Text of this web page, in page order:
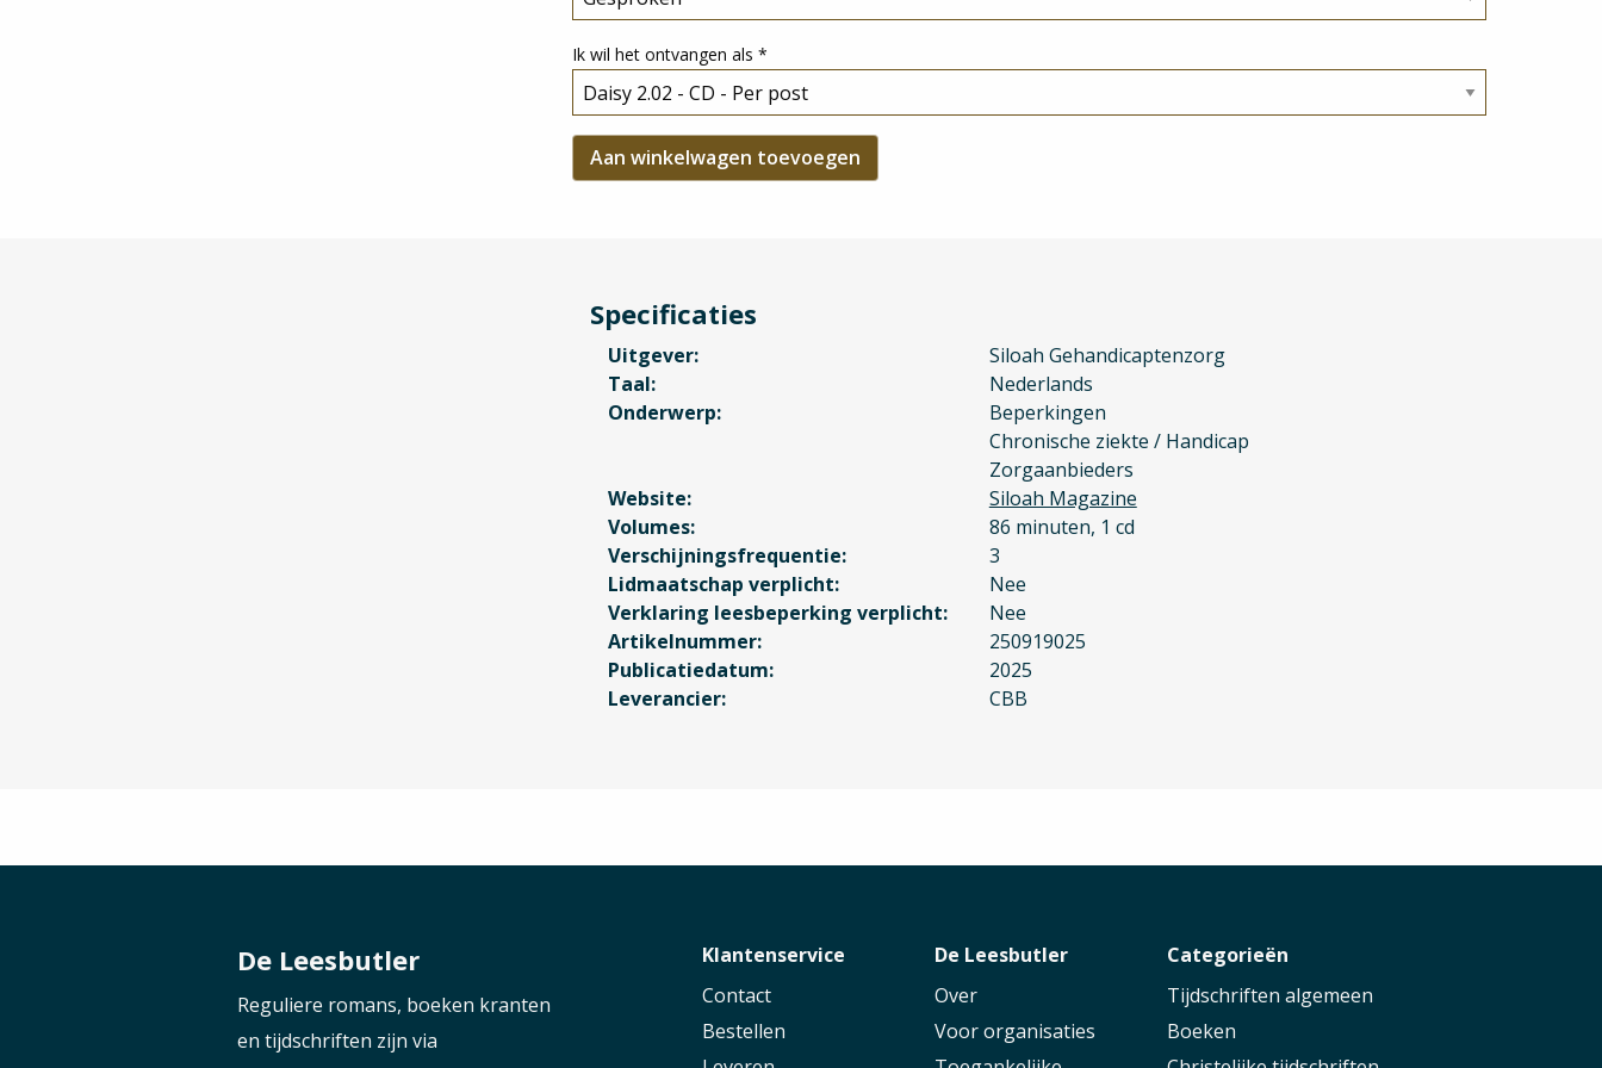
Ik wil het ontvangen als*
Specificaties
Uitgever
Siloah Gehandicaptenzorg
Taal
Nederlands
Onderwerp
Beperkingen
Chronische ziekte / Handicap
Zorgaanbieders
Website
Siloah Magazine
Volumes
86 minuten, 1 cd
Verschijningsfrequentie
3
Lidmaatschap verplicht
Nee
Verklaring leesbeperking verplicht
Nee
Artikelnummer
250919025
Publicatiedatum
2025
Leverancier
CBB
De Leesbutler
Reguliere romans, boeken kranten
en tijdschriften zijn via
Klantenservice
Contact
Bestellen
De Leesbutler
Over
Voor organisaties
Categorieën
Tijdschriften algemeen
Boeken